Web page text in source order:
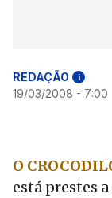
REDAÇÃO i
19/03/2008 - 7:00
O
está prestes